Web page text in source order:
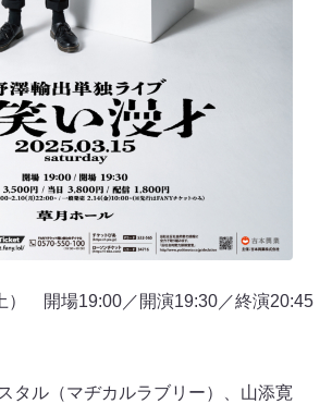
） 開場19:00／開演19:30／終演20:45
タル（マヂカルラブリー）、山添寛